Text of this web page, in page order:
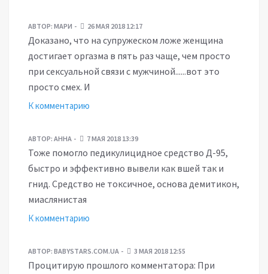
АВТОР: МАРИ 26 МАЯ 2018 12:17
Доказано, что на супружеском ложе женщина
достигает оргазма в пять раз чаще, чем просто
при сексуальной связи с мужчиной......вот это
просто смех. И
К комментарию
АВТОР: АННА 7 МАЯ 2018 13:39
Тоже помогло педикулицидное средство Д-95,
быстро и эффективно вывели как вшей так и
гнид. Средство не токсичное, основа демитикон,
миаслянистая
К комментарию
АВТОР: BABYSTARS.COM.UA 3 МАЯ 2018 12:55
Процитирую прошлого комментатора: При